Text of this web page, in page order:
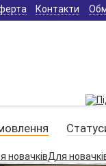
Контакти
Для